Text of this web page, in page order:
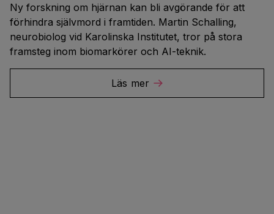
Ny forskning om hjärnan kan bli avgörande för att
förhindra självmord i framtiden. Martin Schalling,
neurobiolog vid Karolinska Institutet, tror på stora
framsteg inom biomarkörer och AI-teknik.
Läs mer